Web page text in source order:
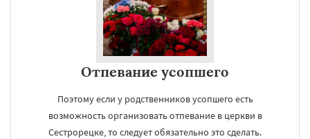
Отпевание усопшего
Поэтому если у родственников усопшего есть
возможность организовать отпевание в церкви в
Сестрорецке, то следует обязательно это сделать.